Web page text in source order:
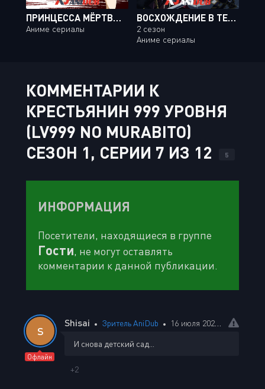
ПРИНЦЕССА МЁРТВЫХ: ЧЁРНАЯ ХРОНИКА / SHIKABANE HIME: KURO [13 ИЗ 13]
Аниме сериалы
ВОСХОЖДЕНИЕ В ТЕНИ
2 сезон
Аниме сериалы
КОММЕНТАРИИ К
КРЕСТЬЯНИН 999 УРОВНЯ
(LV999 NO MURABITO)
СЕЗОН 1, СЕРИИ 7 ИЗ 12
5
ИНФОРМАЦИЯ
Посетители, находящиеся в группе
Гости, не могут оставлять
комментарии к данной публикации.
S
Офлайн
Shisai Зритель AniDub 16 июля 2026 04:20
И снова детский сад...
+2